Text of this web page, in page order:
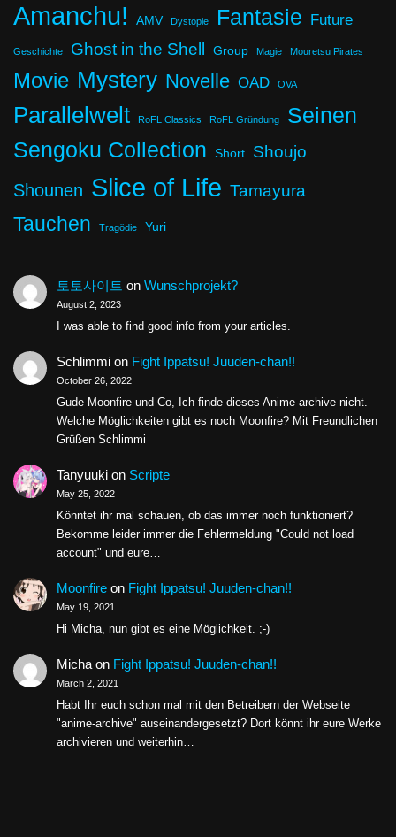
Amanchu! AMV Dystopie Fantasie Future
Geschichte Ghost in the Shell Group Magie Mouretsu Pirates
Movie Mystery Novelle OAD OVA
Parallelwelt RoFL Classics RoFL Gründung
Seinen
Sengoku Collection
Short Shoujo
Shounen Slice of Life Tamayura
Tauchen Tragödie Yuri
토토사이트 on Wunschprojekt?
August 2, 2023
I was able to find good info from your articles.
Schlimmion Fight Ippatsu! Juuden-chan!!
October 26, 2022
Gude Moonfire und Co, Ich finde dieses Anime-archive nicht.
Welche Möglichkeiten gibt es noch Moonfire? Mit Freundlichen
Grüßen Schlimmi
Tanyuukion Scripte
May 25, 2022
Könntet ihr mal schauen, ob das immer noch funktioniert?
Bekomme leider immer die Fehlermeldung "Could not load
account" und eure…
Moonfireon Fight Ippatsu! Juuden-chan!!
May 19, 2021
Hi Micha, nun gibt es eine Möglichkeit. ;-)
Michaon Fight Ippatsu! Juuden-chan!!
March 2, 2021
Habt Ihr euch schon mal mit den Betreibern der Webseite
"anime-archive" auseinandergesetzt? Dort könnt ihr eure Werke
archivieren und weiterhin…